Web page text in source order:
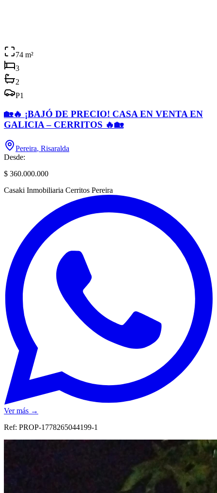
74 m²
3
2
P1
🏡🔥 ¡BAJÓ DE PRECIO! CASA EN VENTA EN
GALICIA – CERRITOS 🔥🏡
Pereira, Risaralda
Desde:
$ 360.000.000
Casaki Inmobiliaria Cerritos Pereira
Ver más →
Ref: PROP-1778265044199-1